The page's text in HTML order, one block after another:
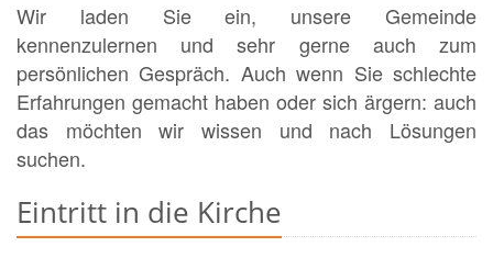
Wir laden Sie ein, unsere Gemeinde
kennenzulernen und sehr gerne auch zum
persönlichen Gespräch. Auch wenn Sie schlechte
Erfahrungen gemacht haben oder sich ärgern: auch
das möchten wir wissen und nach Lösungen
suchen.
Eintritt in die Kirche